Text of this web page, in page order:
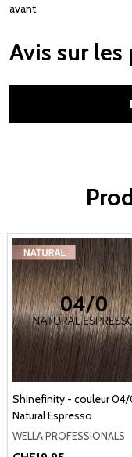
avant.
Avis sur
Shinefinity - couleur
Natural Espresso
WELLA PROFESSIONALS